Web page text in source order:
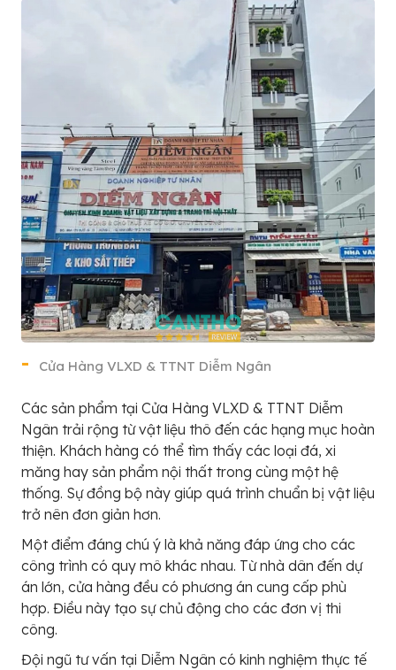
Cửa Hàng VLXD & TTNT Diễm Ngân
Các sản phẩm tại Cửa Hàng VLXD & TTNT Diễm
Ngân trải rộng từ vật liệu thô đến các hạng mục hoàn
thiện. Khách hàng có thể tìm thấy các loại đá, xi
măng hay sản phẩm nội thất trong cùng một hệ
thống. Sự đồng bộ này giúp quá trình chuẩn bị vật liệu
trở nên đơn giản hơn.
Một điểm đáng chú ý là khả năng đáp ứng cho các
công trình có quy mô khác nhau. Từ nhà dân đến dự
án lớn, cửa hàng đều có phương án cung cấp phù
hợp. Điều này tạo sự chủ động cho các đơn vị thi
công.
Đội ngũ tư vấn tại Diễm Ngân có kinh nghiệm thực tế